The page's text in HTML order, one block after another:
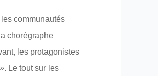
communautés
chorégraphe
les protagonistes
. Le tout sur les